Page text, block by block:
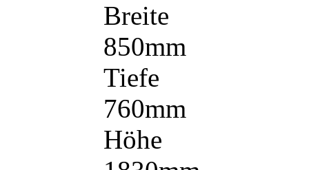
Breite
850mm
Tiefe
760mm
Höhe